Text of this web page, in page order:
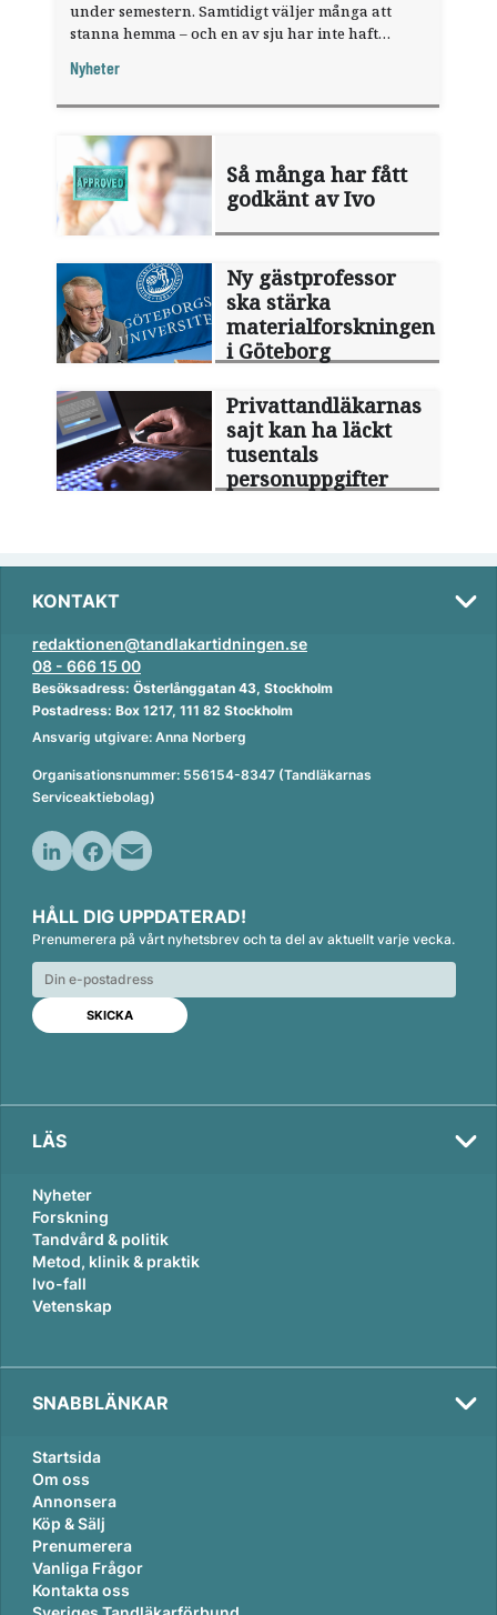
under semestern. Samtidigt väljer många att
stanna hemma – och en av sju har inte haft
fråga".
Nyheter
Så många har fått
godkänt av Ivo
Ny gästprofessor
ska stärka
materialforskningen
i Göteborg
Privattandläkarnas
sajt kan ha läckt
tusentals
personuppgifter
KONTAKT
redaktionen@tandlakartidningen.se
08 - 666 15 00
Besöksadress: Österlånggatan 43, Stockholm
Postadress: Box 1217, 111 82 Stockholm
Ansvarig utgivare: Anna Norberg
Organisationsnummer: 556154-8347 (Tandläkarnas
Serviceaktiebolag)
n
k
e
d
n
c
e
b
o
o
k
a
i
l
HÅLL DIG UPPDATERAD!
Prenumerera på vårt nyhetsbrev och ta del av aktuellt varje vecka.
LÄS
Nyheter
Forskning
Tandvård & politik
Metod, klinik & praktik
Ivo-fall
Vetenskap
SNABBLÄNKAR
Startsida
Om oss
Annonsera
Köp & Sälj
Prenumerera
Vanliga Frågor
Kontakta oss